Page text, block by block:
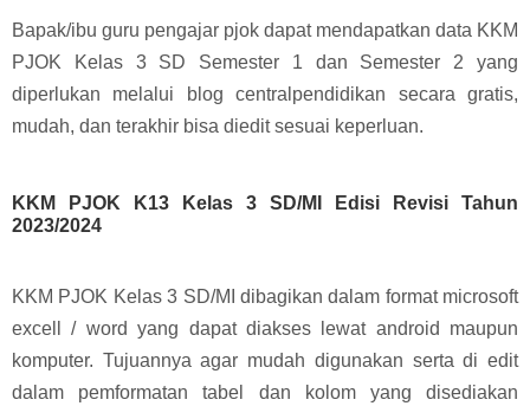
Bapak/ibu guru pengajar pjok dapat mendapatkan data KKM
PJOK Kelas 3 SD Semester 1 dan Semester 2 yang
diperlukan melalui blog centralpendidikan secara gratis,
mudah, dan terakhir bisa diedit sesuai keperluan.
KKM PJOK K13 Kelas 3 SD/MI Edisi Revisi Tahun
2023/2024
KKM PJOK Kelas 3 SD/MI dibagikan dalam format microsoft
excell / word yang dapat diakses lewat android maupun
komputer. Tujuannya agar mudah digunakan serta di edit
dalam pemformatan tabel dan kolom yang disediakan